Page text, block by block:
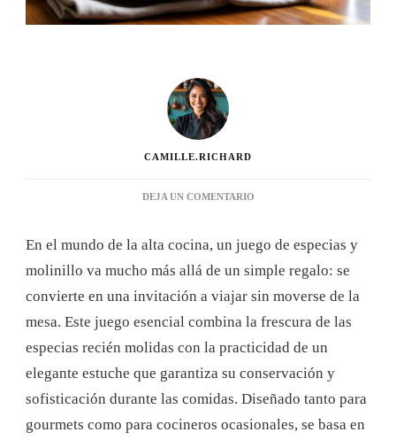
CAMILLE.RICHARD
DEJA UN COMENTARIOEN
IMPRESCINDIBLES
JUEGO
DE
ESPECIAS
Y
En el mundo de la alta cocina, un juego de especias y
molinillo va mucho más allá de un simple regalo: se
convierte en una invitación a viajar sin moverse de la
mesa. Este juego esencial combina la frescura de las
especias recién molidas con la practicidad de un
elegante estuche que garantiza su conservación y
sofisticación durante las comidas. Diseñado tanto para
gourmets como para cocineros ocasionales, se basa en